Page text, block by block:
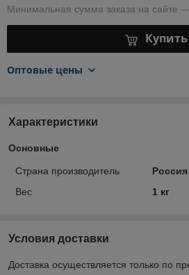
Минимальная сумма заказа на сайте
Купить
Оптовые цены
Характеристики
Основные
Страна производитель
Россия
Вес
1 кг
Условия доставки
Доставка осуществляется только по